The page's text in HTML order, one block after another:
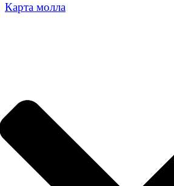
Карта молла